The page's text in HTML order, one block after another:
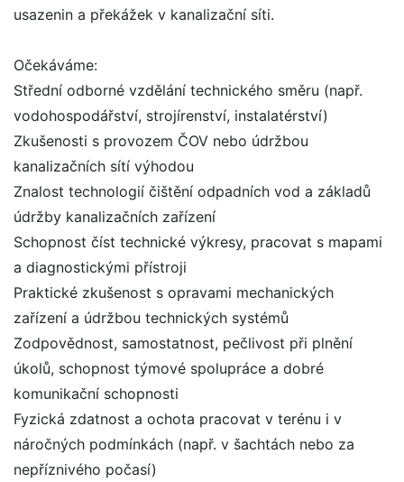
usazenin a překážek v kanalizační síti.
Očekáváme:
Střední odborné vzdělání technického směru (např.
vodohospodářství, strojírenství, instalatérství)
Zkušenosti s provozem ČOV nebo údržbou
kanalizačních sítí výhodou
Znalost technologií čištění odpadních vod a základů
údržby kanalizačních zařízení
Schopnost číst technické výkresy, pracovat s mapami
a diagnostickými přístroji
Praktické zkušenost s opravami mechanických
zařízení a údržbou technických systémů
Zodpovědnost, samostatnost, pečlivost při plnění
úkolů, schopnost týmové spolupráce a dobré
komunikační schopnosti
Fyzická zdatnost a ochota pracovat v terénu i v
náročných podmínkách (např. v šachtách nebo za
nepříznivého počasí)